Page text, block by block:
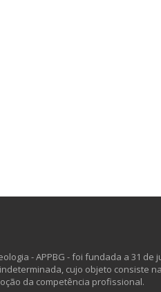
- APPBG - foi fundada a 31 de
cujo objeto consiste na
da competência profissional.